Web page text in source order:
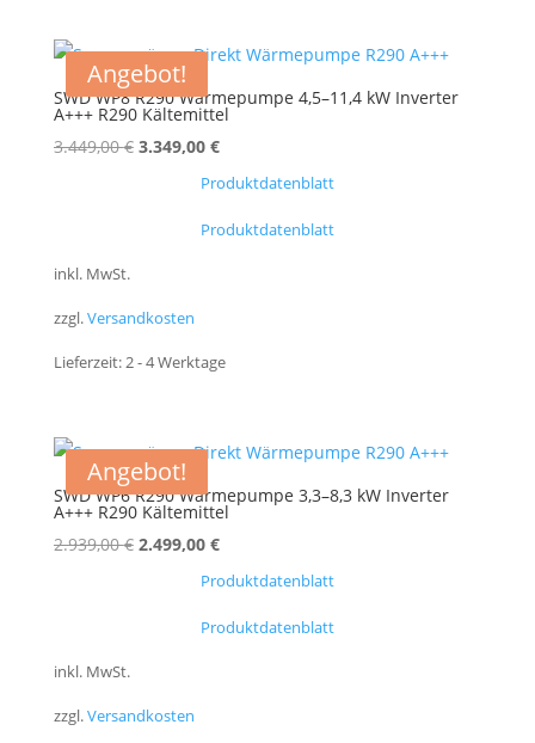
Angebot!
SWD WP8 R290 Wärmepumpe 4,5–11,4 kW Inverter
A+++ R290 Kältemittel
3.449,00€ Ursprünglicher
3.449,00 €
3.349,00 €Aktueller
Preis
3.349,00 €.
Produktdatenblatt
Produktdatenblatt
inkl. MwSt.
zzgl.Versandkosten
Lieferzeit:2 - 4 Werktage
Angebot!
SWD WP6 R290 Wärmepumpe 3,3–8,3 kW Inverter
A+++ R290 Kältemittel
2.939,00€ Ursprünglicher
2.939,00 €
2.499,00 €Aktueller
Preis
2.499,00 €.
Produktdatenblatt
Produktdatenblatt
inkl. MwSt.
zzgl.Versandkosten